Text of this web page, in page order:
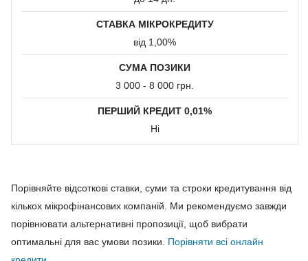
працюючим
Студентам
Для мам в декреті
Пенсіонерам
Способи
Онлайн через
Приват24
Особистий кабінет
МФО через платіжні
СТАВКА МІКРОКРЕДИТУ
від 1,00%
СУМА ПОЗИКИ
3 000 - 8 000 грн.
ПЕРШИЙ КРЕДИТ 0,01%
Ні
Порівняйте відсоткові ставки, суми та строки кредитування від
кількох мікрофінансових компаній. Ми рекомендуємо завжди
порівнювати альтернативні пропозиції, щоб вибрати
оптимальні для вас умови позики. Порівняти всі онлайн